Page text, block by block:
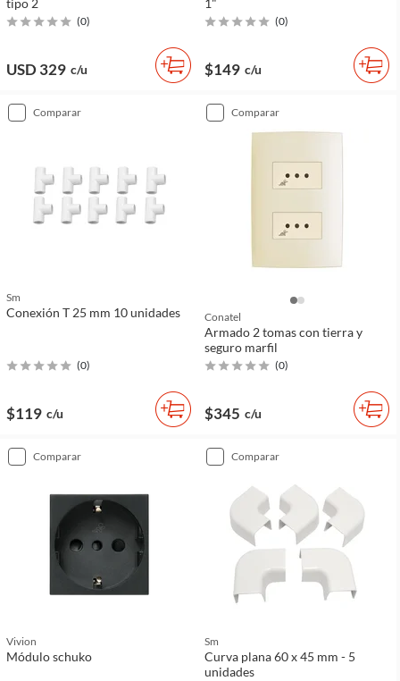
tipo 2
(0)
USD 329 c/u
1"
(0)
$149 c/u
comparar
Sm
Conexión T 25 mm 10 unidades
(0)
$119 c/u
comparar
Conatel
Armado 2 tomas con tierra y
seguro marfil
(0)
$345 c/u
comparar
Vivion
Módulo schuko
comparar
Sm
Curva plana 60 x 45 mm - 5
unidades